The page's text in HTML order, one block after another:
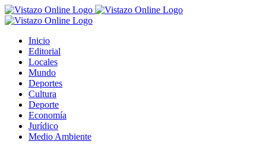
Saltar
al
Inicio
Editorial
Locales
Mundo
Deportes
Cultura
Deporte
Economía
Jurídico
Medio Ambiente